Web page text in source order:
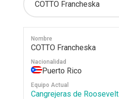
Nombre
COTTO Francheska
Nacionalidad
Puerto Rico
Equipo Actual
Cangrejeras de Roosevelt